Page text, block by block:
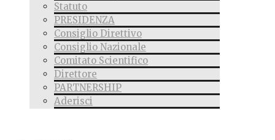
Statuto
PRESIDENZA
Consiglio Direttivo
Consiglio Nazionale
Comitato Scientifico
Direttore
PARTNERSHIP
Aderisci